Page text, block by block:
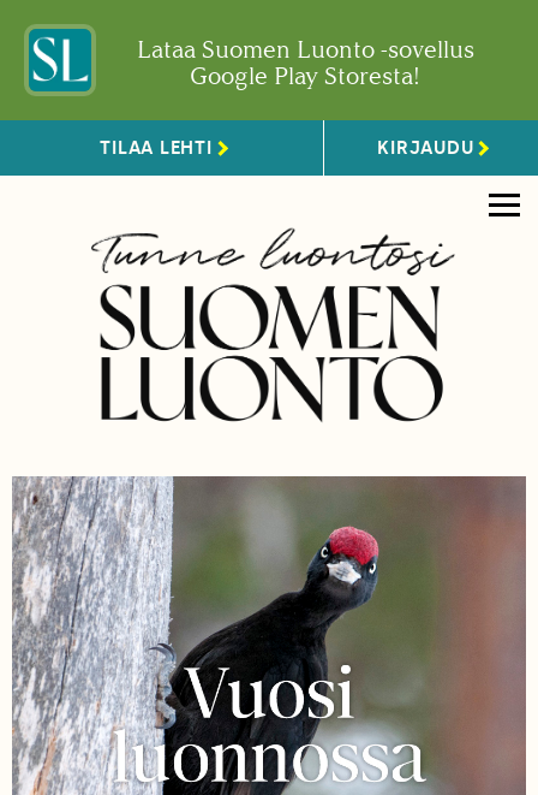
Lataa Suomen Luonto -sovellus
Google Play Storesta!
TILAA LEHTI KIRJAUDU